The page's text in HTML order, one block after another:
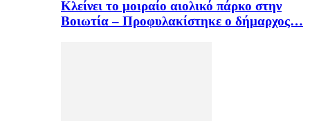
Κλείνει το μοιραίο αιολικό πάρκο στην
Βοιωτία – Προφυλακίστηκε ο δήμαρχος…